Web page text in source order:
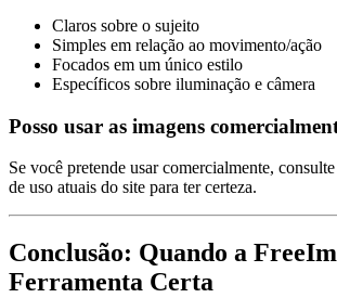
Claros sobre o sujeito
Simples em relação ao movimento/ação
Focados em um único estilo
Específicos sobre iluminação e câmera
Posso usar as imagens
Se você pretende usar comercialmente,
de uso atuais do site para ter certeza.
Conclusão: Quando a
Ferramenta Certa